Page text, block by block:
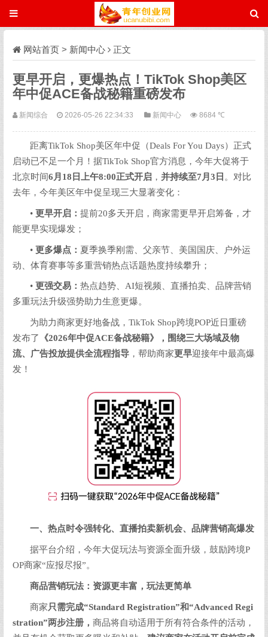
网站首页 > 新闻中心 正文
更早开启，更爆热点！TikTok Shop美区
年中促ACE备战秘籍重磅发布
新闻综合 2026-05-26 22:34:33 新闻中心 8684 ℃
距离TikTok Shop美区年中促（Deals For You Days）正式
启动已不足一个月！据TikTok Shop官方消息，今年大促将于
北京时间6 月 18 日上午8:00正式开启 ， 并持续至7 月 3 日 。对比
去年，今年美区年中促呈现三大显著变化：
•更早开启：提前20多天开启，商家需更早开启筹备，才
能更早实现爆发；
•更多爆点： 夏季换季刚需、父亲节、美国国庆、户外运
动、体育赛事等多重营销热点话题热度持续攀升；
•更强交易：热点趋势、AI短视频、直播拍卖、品牌营销
多重玩法升级强势助力生意更爆。
为助力商家更好地备战，TikTok Shop跨境POP近日重磅
发布了
《2026年中促ACE备战秘籍》，围绕三大场域及物
流、广告投放提供全流程指导 ，帮助商家更早迎接年中最高爆
发！
一、热点时令强转化、直播拍卖新机会、品牌营销高爆发
据平台介绍，今年大促玩法与资源全面升级，鼓励跨境P
OP商家“应报尽报”。
商品营销玩法：资源更丰富，玩法更简单
商家只需完成“Standard Registration”和“Advanced Regi
stration”两步注册， 商品将自动适用于所有符合条件的活动，